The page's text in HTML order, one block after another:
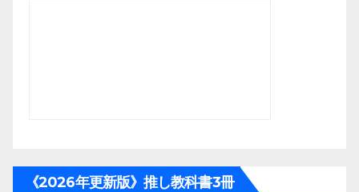
《2026年更新版》推し教科書3冊